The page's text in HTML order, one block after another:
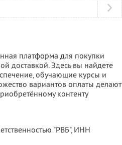
платформа для покупки
доставкой. Здесь вы найдете
обучающие курсы и
вариантов оплаты делают
контенту
"РВБ", ИНН